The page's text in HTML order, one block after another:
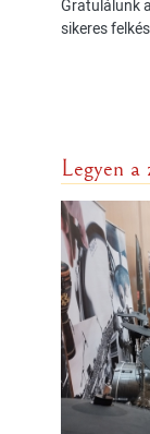
Gratulálunk
sikeres
Legyen a